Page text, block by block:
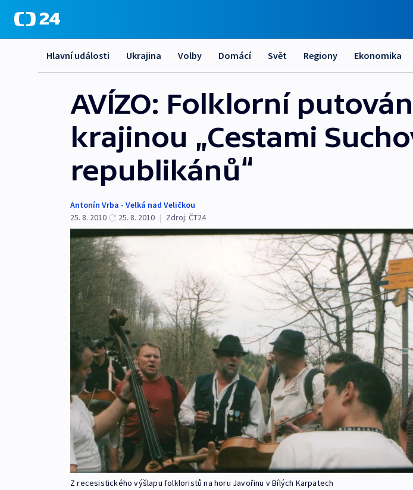
Hlavní události Ukrajina Volby Domácí Svět Regiony Ekonomika
AVÍZO: Folklorní
krajinou „Cestami
republikánů“
Antonín Vrba - Velká nad Veličkou
25. 8. 2010
25. 8. 2010 | Zdroj: ČT24
Z recesistického výšlapu folkloristů na horu Javořinu v Bílých Karpatech